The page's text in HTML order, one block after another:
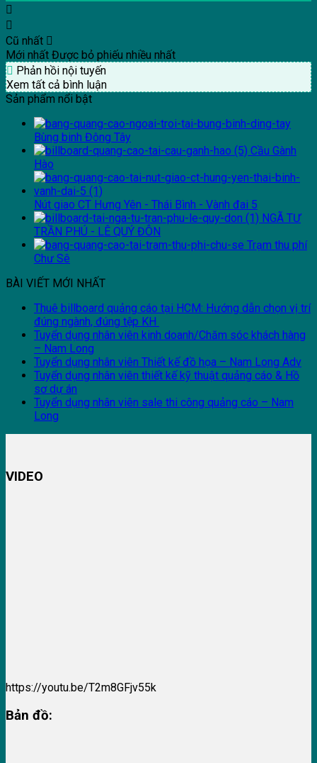
Cũ nhất
Mới nhất Được bỏ phiếu nhiều nhất
Phản hồi nội tuyến
Xem tất cả bình luận
Sản phẩm nổi bật
Bùng binh Đông Tây
Cầu Gành
Hào
Nút giao CT Hưng Yên - Thái Bình - Vành đai 5
NGÃ TƯ
TRẦN PHÚ - LÊ QUÝ ĐÔN
Trạm thu phí
Chư Sê
BÀI VIẾT MỚI NHẤT
Thuê billboard quảng cáo tại HCM: Hướng dẫn chọn vị trí
đúng ngành, đúng tệp KH
Tuyển dụng nhân viên kinh doanh/Chăm sóc khách hàng
– Nam Long
Tuyển dụng nhân viên Thiết kế đồ họa – Nam Long Adv
Tuyển dụng nhân viên thiết kế kỹ thuật quảng cáo & Hồ
sơ dự án
Tuyển dụng nhân viên sale thi công quảng cáo – Nam
Long
VIDEO
https://youtu.be/T2m8GFjv55k
Bản đồ: